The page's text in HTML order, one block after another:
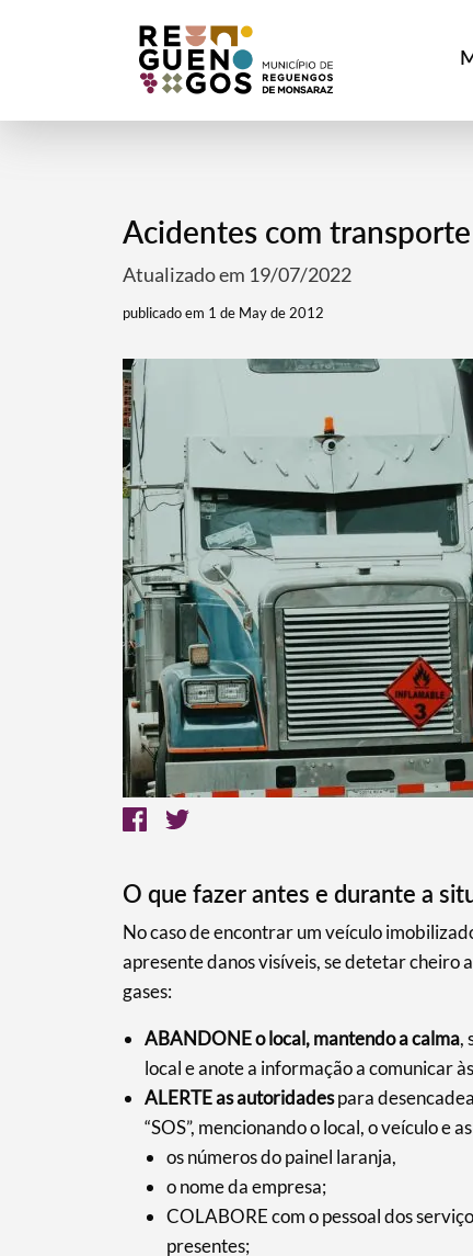
Termo de Pesquisa
Acidentes com
Atualizado em 19/07/2022
publicado em 1 de May de 2012
O que fazer antes e durante a
No caso de encontrar um veículo
apresente danos visíveis, se detetar cheiro
gases:
ABANDONE o local, mantendo a calma,
local e anote a informação a comunicar
ALERTE as autoridadespara
“SOS”, mencionando o local, o veículo e
os números do painel laranja,
o nome da empresa;
COLABORE com o pessoal dos
presentes;